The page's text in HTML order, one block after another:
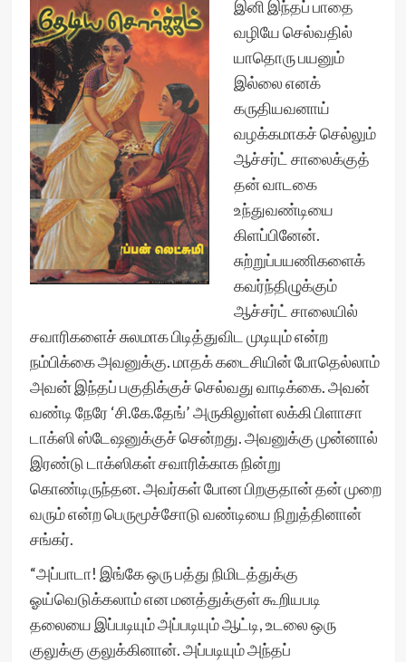
இனி இந்தப் பாதை
வழியே செல்வதில்
யாதொரு பயனும்
இல்லை எனக்
கருதியவனாய்
வழக்கமாகச் செல்லும்
ஆச்சர்ட் சாலைக்குத்
தன் வாடகை
உந்துவண்டியை
கிளப்பினேன்.
சுற்றுப்பயணிகளைக்
கவர்ந்திழுக்கும்
ஆச்சர்ட் சாலையில்
சவாரிகளைச் சுலமாக பிடித்துவிட முடியும் என்ற
நம்பிக்கை அவனுக்கு. மாதக் கடைசியின் போதெல்லாம்
அவன் இந்தப் பகுதிக்குச் செல்வது வாடிக்கை. அவன்
வண்டி நேரே ‘சி.கே.தேங்’ அருகிலுள்ள லக்கி பிளாசா
டாக்ஸி ஸ்டேஷனுக்குச் சென்றது. அவனுக்கு முன்னால்
இரண்டு டாக்ஸிகள் சவாரிக்காக நின்று
கொண்டிருந்தன. அவர்கள் போன பிறகுதான் தன் முறை
வரும் என்ற பெருமூச்சோடு வண்டியை நிறுத்தினான்
சங்கர்.
“அப்பாடா! இங்கே ஒரு பத்து நிமிடத்துக்கு
ஓய்வெடுக்கலாம் என மனத்துக்குள் கூறியபடி
தலையை இப்படியும் அப்படியும் ஆட்டி, உடலை ஒரு
குலுக்கு குலுக்கினான். அப்படியும் அந்தப்